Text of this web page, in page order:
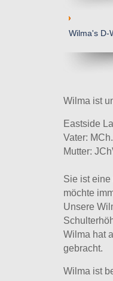
Wilma's D-
Wilma ist
Eastside
Vater:
Mutter:
Sie ist
möchte
Unsere
Wilma hat
gebracht.
Wilma ist